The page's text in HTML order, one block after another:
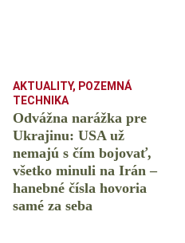
AKTUALITY, POZEMNÁ
TECHNIKA
Odvážna narážka pre
Ukrajinu: USA už
nemajú s čím bojovať,
všetko minuli na Irán –
hanebné čísla hovoria
samé za seba